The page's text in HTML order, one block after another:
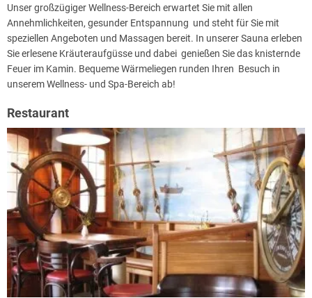
Unser großzügiger Wellness-Bereich erwartet Sie mit allen
Annehmlichkeiten, gesunder Entspannung und steht für Sie mit
speziellen Angeboten und Massagen bereit. In unserer Sauna erleben
Sie erlesene Kräuteraufgüsse und dabei genießen Sie das knisternde
Feuer im Kamin. Bequeme Wärmeliegen runden Ihren Besuch in
unserem Wellness- und Spa-Bereich ab!
Restaurant